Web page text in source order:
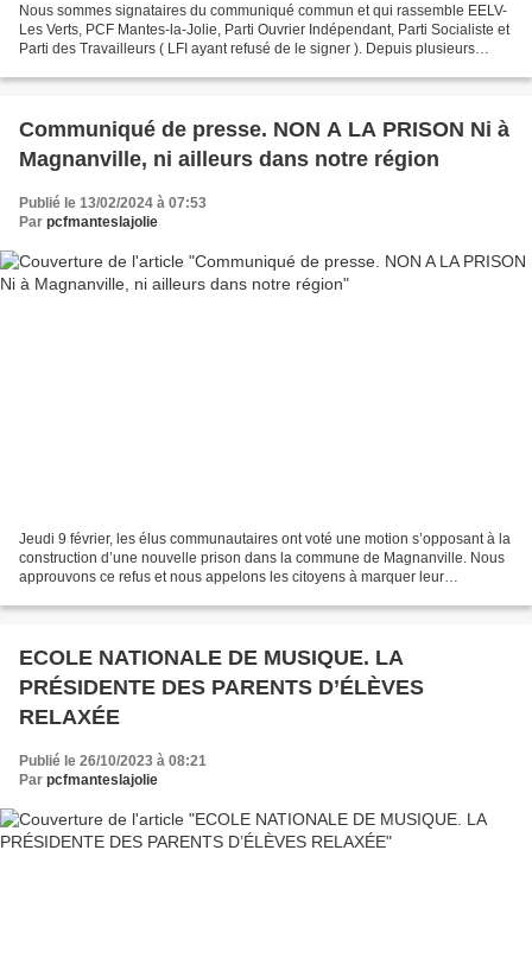
Nous sommes signataires du communiqué commun et qui rassemble EELV-
Les Verts, PCF Mantes-la-Jolie, Parti Ouvrier Indépendant, Parti Socialiste et
Parti des Travailleurs ( LFI ayant refusé de le signer ). Depuis plusieurs
Communiqué de presse. NON A LA PRISON Ni à
Magnanville, ni ailleurs dans notre région
Publié le 13/02/2024 à 07:53
Par pcfmanteslajolie
Jeudi 9 février, les élus communautaires ont voté une motion s’opposant à la
construction d’une nouvelle prison dans la commune de Magnanville. Nous
approuvons ce refus et nous appelons les citoyens à marquer leur
ECOLE NATIONALE DE MUSIQUE. LA
PRÉSIDENTE DES PARENTS D’ÉLÈVES
RELAXÉE
Publié le 26/10/2023 à 08:21
Par pcfmanteslajolie